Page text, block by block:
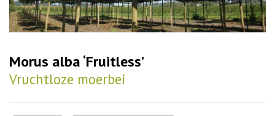
Morus alba ‘Fruitless’
Vruchtloze moerbei